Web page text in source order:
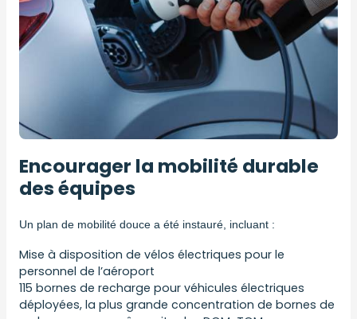
Encourager la mobilité durable
des équipes
Un plan de mobilité douce a été instauré, incluant :
Mise à disposition de vélos électriques pour le
personnel de l’aéroport
115 bornes de recharge pour véhicules électriques
déployées, la plus grande concentration de bornes de